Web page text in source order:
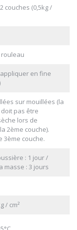
couches (0,5kg /
en fine
sur mouillées (la
pas être
lors de
2ème couche).
3ème couche.
: 1 jour /
masse : 3 jours
/ cm²